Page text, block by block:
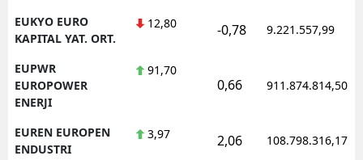
EUKYO EURO
KAPITAL YAT. ORT.
12,80 -0,78 9.221.557,99
EUPWR
EUROPOWER
ENERJI
91,70
0,66 911.874.814,50
EUREN EUROPEN
ENDUSTRI
3,97 2,06 108.798.316,17